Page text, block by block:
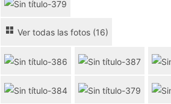
Ver todas las fotos (16)